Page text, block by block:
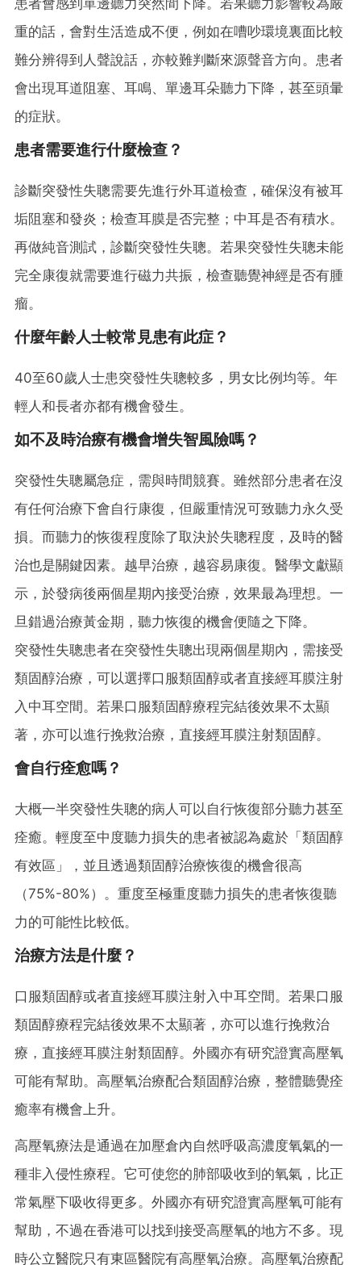
重的話，會對生活造成不便，例如在嘈吵環境裏面比較
難分辨得到人聲說話，亦較難判斷來源聲音方向。患者
會出現耳道阻塞、耳鳴、單邊耳朵聽力下降，甚至頭暈
的症狀。
患者需要進行什麼檢查？
診斷突發性失聰需要先進行外耳道檢查，確保沒有被耳
垢阻塞和發炎；檢查耳膜是否完整；中耳是否有積水。
再做純音測試，診斷突發性失聰。若果突發性失聰未能
完全康復就需要進行磁力共振，檢查聽覺神經是否有腫
瘤。
什麼年齡人士較常見患有此症？
40至60歲人士患突發性失聰較多，男女比例均等。年
輕人和長者亦都有機會發生。
如不及時治療有機會增失智風險嗎？
突發性失聰屬急症，需與時間競賽。雖然部分患者在沒
有任何治療下會自行康復，但嚴重情況可致聽力永久受
損。而聽力的恢復程度除了取決於失聰程度，及時的醫
治也是關鍵因素。越早治療，越容易康復。醫學文獻顯
示，於發病後兩個星期內接受治療，效果最為理想。一
旦錯過治療黃金期，聽力恢復的機會便隨之下降。
突發性失聰患者在突發性失聰出現兩個星期內，需接受
類固醇治療，可以選擇口服類固醇或者直接經耳膜注射
入中耳空間。若果口服類固醇療程完結後效果不太顯
著，亦可以進行挽救治療，直接經耳膜注射類固醇。
會自行痊愈嗎？
大概一半突發性失聰的病人可以自行恢復部分聽力甚至
痊癒。輕度至中度聽力損失的患者被認為處於「類固醇
有效區」，並且透過類固醇治療恢復的機會很高
（75%-80%）。重度至極重度聽力損失的患者恢復聽
力的可能性比較低。
治療方法是什麼？
口服類固醇或者直接經耳膜注射入中耳空間。若果口服
類固醇療程完結後效果不太顯著，亦可以進行挽救治
療，直接經耳膜注射類固醇。外國亦有研究證實高壓氧
可能有幫助。高壓氧治療配合類固醇治療，整體聽覺痊
癒率有機會上升。
高壓氧療法是通過在加壓倉內自然呼吸高濃度氧氣的一
種非入侵性療程。它可使您的肺部吸收到的氧氣，比正
常氣壓下吸收得更多。外國亦有研究證實高壓氧可能有
幫助，不過在香港可以找到接受高壓氧的地方不多。現
時公立醫院只有東區醫院有高壓氧治療。高壓氧治療配